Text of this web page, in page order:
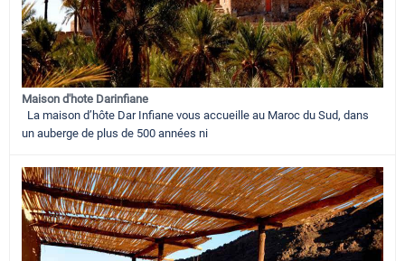
Maison d'hote Darinfiane
La maison d’hôte Dar Infiane vous accueille au Maroc du Sud, dans
un auberge de plus de 500 années ni